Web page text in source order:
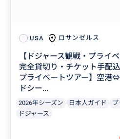
USA ロサンゼルス
【ドジャース観戦・プライ
完全貸切り・チケット手配
プライベートツアー】空港
ドシー...
2026年シーズン 日本人ガイド
プ
ドジャース